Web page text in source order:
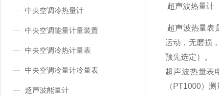
中央空调冷热量计
中央空调能量计量装置
中央空调冷热计量表
中央空调冷量计冷量表
超声波能量计
超声波热量
超声波热量表
运动，无磨损
预先选定）。
超声波热量表
（PT1000）